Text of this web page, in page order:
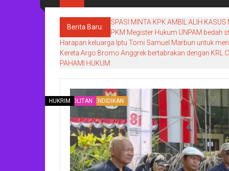
Berita Baru:
SPASI MINTA KPK AMBIL ALIH KASUS
PKM Megister Hukum UNPAM bedah
Harapan keluarga Iptu Tomi Samuel Marbun untuk
Kereta Argo Bromo Anggrek bertabrakan dengan KRL
PAHAMI HUKUM
HUKRIM
NASIONAL. PENDIDIKAN
HUKRIM
METROPOLITAN
HUKRIM